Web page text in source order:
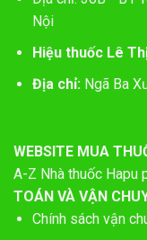
Nội
Hiệu thuốc Lê
Địa chỉ: Ngã Ba
WEBSITE MUA
A-Z Nhà thuốc Hapu
TOÁN VÀ VẬN
Chính sách vận